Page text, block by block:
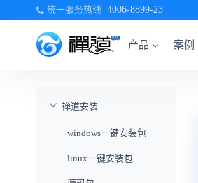
统一服务热线 4006-8899-23
产品 案例
禅道安装
windows一键安装包
linux一键安装包